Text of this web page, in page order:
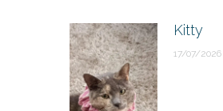
Kitty
17/07/2026